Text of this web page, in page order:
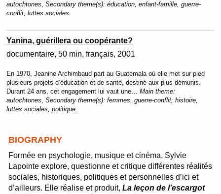
autochtones, Secondary theme(s): éducation, enfant-famille, guerre-
conflit, luttes sociales.
Yanina, guérillera ou coopérante?
documentaire 50 min français 2001
En 1970, Jeanine Archimbaud part au Guatemala où elle met sur pied
plusieurs projets d’éducation et de santé, destiné aux plus démunis.
Durant 24 ans, cet engagement lui vaut une… Main theme:
autochtones, Secondary theme(s): femmes, guerre-conflit, histoire,
luttes sociales, politique.
BIOGRAPHY
Formée en psychologie, musique et cinéma, Sylvie
Lapointe explore, questionne et critique différentes réalités
sociales, historiques, politiques et personnelles d’ici et
d’ailleurs. Elle réalise et produit,La leçon de l’escargot